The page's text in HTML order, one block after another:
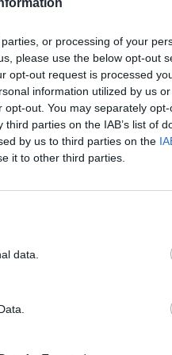
or processing of your
please use the below opt-out
opt-out request is processed
information utilized by us
out. You may separately
parties on the IAB’s list of
by us to third parties on the
it to other third parties.
data.
la
ai propri
programma, al
dal web per
il
- E daremo
importante per
e
fare da
sarà, come
lo aveva
a tutti i social
Come States?
e la strategia